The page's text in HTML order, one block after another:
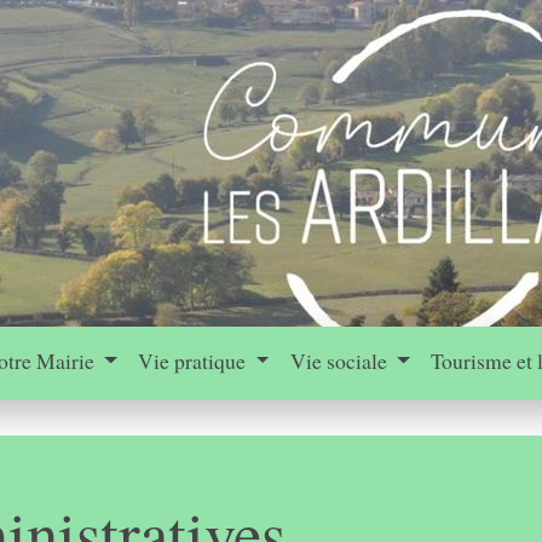
Mairie Vie pratique Vie sociale Tourisme et